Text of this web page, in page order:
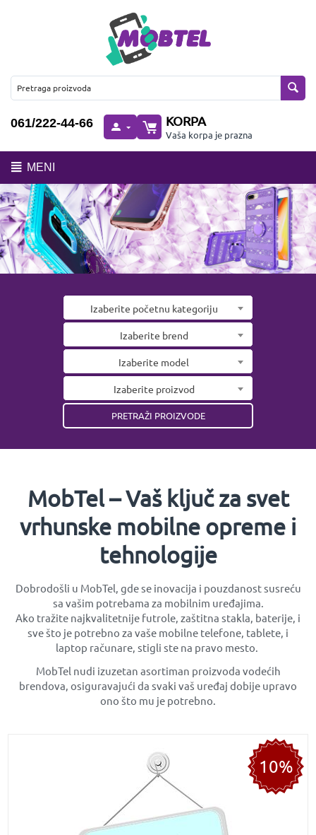
061/222-44-66 KORPA
Vaša korpa je prazna
MENI
Izaberite početnu kategoriju
Izaberite brend
Izaberite model
Izaberite proizvod
MobTel – Vaš ključ za svet
vrhunske mobilne opreme i
tehnologije
Dobrodošli u MobTel, gde se inovacija i pouzdanost susreću
sa vašim potrebama za mobilnim uređajima.
Ako tražite najkvalitetnije futrole, zaštitna stakla, baterije, i
sve što je potrebno za vaše mobilne telefone, tablete, i
laptop računare, stigli ste na pravo mesto.
MobTel nudi izuzetan asortiman proizvoda vodećih
brendova, osiguravajući da svaki vaš uređaj dobije upravo
ono što mu je potrebno.
10%